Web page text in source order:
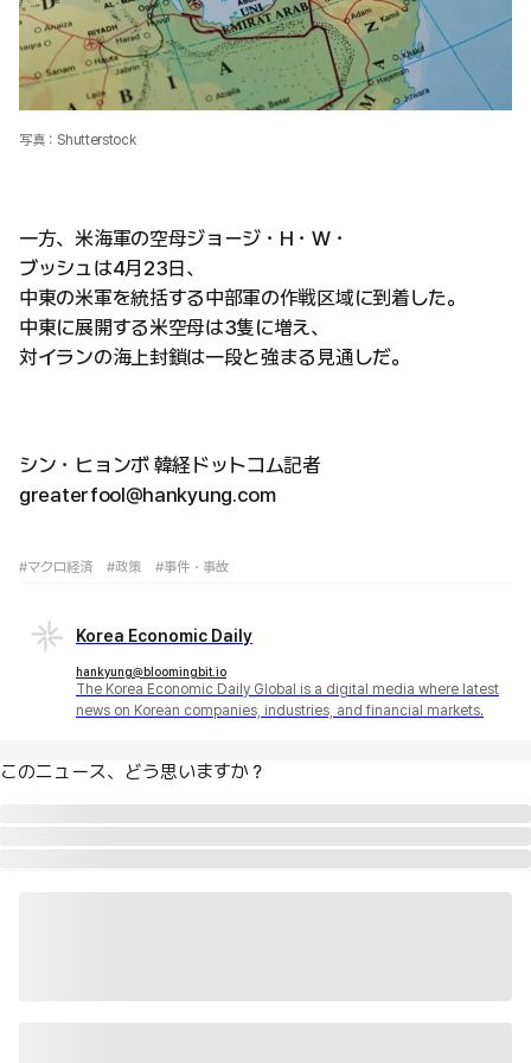
写真：Shutterstock
一方、米海軍の空母ジョージ・H・W・
ブッシュは4月23日、
中東の米軍を統括する中部軍の作戦区域に到着した。
中東に展開する米空母は3隻に増え、
対イランの海上封鎖は一段と強まる見通しだ。
シン・ヒョンボ 韓経ドットコム記者
greaterfool@hankyung.com
#マクロ経済 #政策 #事件・事故
Korea Economic Daily
hankyung@bloomingbit.io
The Korea Economic Daily Global is a digital media where latest
news on Korean companies, industries, and financial markets.
このニュース、どう思いますか？